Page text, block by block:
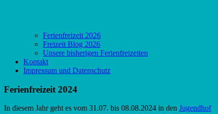
Ferienfreizeit 2026
Freizeit Blog 2026
Unsere bisherigen Ferienfreizeiten
Kontakt
Impressum und Datenschutz
Ferienfreizeit 2024
In diesem Jahr geht es vom 31.07. bis 08.08.2024 in den Jugendhof